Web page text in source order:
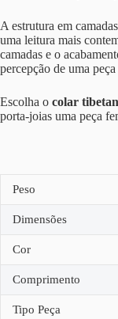
A estrutura em
uma leitura mais
camadas e o
percepção de uma
Escolha o colar
porta-joias uma peça
Peso
Dimensões
Cor
Comprimento
Tipo Peça